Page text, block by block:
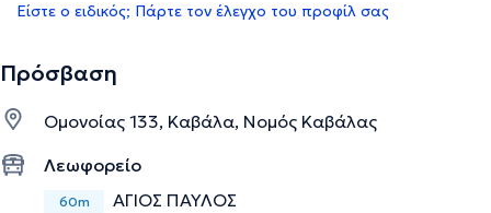
Είστε ο ειδικός; Πάρτε τον έλεγχο του προφίλ σας
Πρόσβαση
Ομονοίας 133, Καβάλα, Νομός Καβάλας
Λεωφορείο
60m ΑΓΙΟΣ ΠΑΥΛΟΣ